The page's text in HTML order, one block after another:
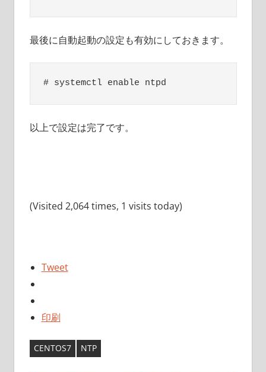
最後に自動起動の設定も有効にしておきます。
以上で設定は完了です。
(Visited 2,064 times, 1 visits today)
Tweet
印刷
CENTOS7 NTP